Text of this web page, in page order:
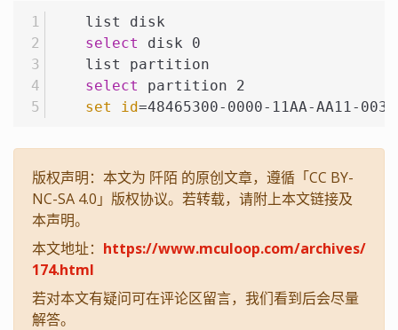
    list disk
select
disk 0
    list partition
select
partition 2
set
id=48465300-0000-11AA-AA11-
版权声明：本文为 阡陌 的原创文章，遵循「CC BY-
NC-SA 4.0」版权协议。若转载，请附上本文链接及
本声明。
本文地址： https://www.mculoop.com/archives/
174.html
若对本文有疑问可在评论区留言，我们看到后会尽量
解答。